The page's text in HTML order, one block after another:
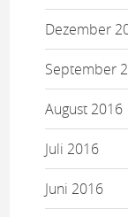
Dezember
September
August 2016
Juli 2016
Juni 2016